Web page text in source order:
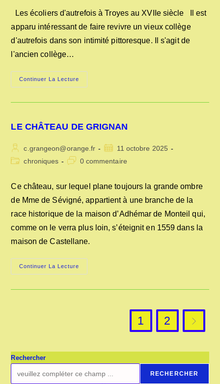
publication :
Les écoliers d'autrefois à Troyes au XVIIe siècle Il est
apparu intéressant de faire revivre un vieux collège
d'autrefois dans son intimité pittoresque. Il s'agit de
l'ancien collège…
Continuer La Lecture
ÉCOLIERS
SIÈCLE
LE CHÂTEAU DE GRIGNAN
Auteur/autrice
de
c.grangeon@orange.fr
Publication
publiée :
11 octobre 2025
Postchroniques
Commentaires
publication :
0 commentaire
Ce château, sur lequel plane toujours la grande ombre
de Mme de Sévigné, appartient à une branche de la
race historique de la maison d’Adhémar de Monteil qui,
comme on le verra plus loin, s’éteignit en 1559 dans la
maison de Castellane.
Continuer La Lecture
CHÂTEAU
1 2 Aller à
Rechercher
RECHERCHER